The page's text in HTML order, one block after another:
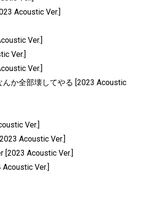
Acoustic Ver.]
Ver.]
Ver.]
Ver.]
か全部壊してやる [2023 Acoustic
Ver.]
Acoustic Ver.]
[2023 Acoustic Ver.]
Ver.]